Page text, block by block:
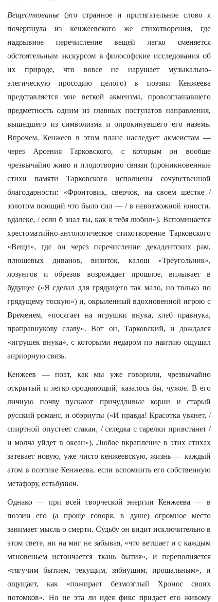
Веществованье (это странное и притягательное слово я
почерпнула из кенжеевского же стихотворения, где
надрывное перечисление вещей легко сменяется
обстоятельным экскурсом в философские исследования об
их природе, что вовсе не нарушает музыкально-
элегическую просодию целого) в поэзии Кенжеева
представляется мне веткой акмеизма, провозглашавшего
предметность одним из главных постулатов направления,
вышедшего из символизма и опрокинувшего его наземь.
Впрочем, Кенжеев в этом плане наследует акмеистам —
через Арсения Тарковского, с которым он вообще
чрезвычайно живо и плодотворно связан (проникновенные
стихи памяти Тарковского исполнены сочувственной
благодарности: «Фронтовик, сверчок, на своем шестке /
золотом поющий что было сил — / в невозможной юности,
вдалеке, / если б знал ты, как я тебя любил»). Вспоминается
хрестоматийно-антологическое стихотворение Тарковского
«Вещи», где он через перечисление декадентских рам,
плюшевых диванов, визиток, калош «Треугольник»,
лозунгов и обрезов возрождает прошлое, вплывает в
будущее («Я сделал для грядущего так мало, но только по
грядущему тоскую») и, окрыленный вдохновенной игрою с
Временем, «посягает на игрушки внука, хлеб правнука,
праправнукову славу». Вот он, Тарковский, и дождался
«игрушек внука», с которыми недаром по наитию ощущал
априорную связь.
Кенжеев — поэт, как мы уже говорили, чрезвычайно
открытый и легко ородняющий, казалось бы, чужое. В его
личную почву пускают причудливые корни и старый
русский романс, и обэриуты («И правда! Красотка увянет, /
спиртной опустеет стакан, / селедка с тарелки привстанет /
и молча уйдет в океан»). Любое вкрапление в этих стихах
затевает новую, уже чисто кенжеевскую, жизнь — каждый
атом в поэтике Кенжеева, если вспомнить его собственную
метафору, естьбутон.
Однако — при всей творческой энергии Кенжеева — в
поэзии его (а проще говоря, в душе) огромное место
занимает мысль о смерти. Судьбу он видит исключительно в
этом свете, ни на миг не забывая, «что ветшает и с каждым
мгновеньем истончается ткань бытия», и переполняется
«тягучим бытием, текущим, зябнущим, прощальным», и
ощущает, как «пожирает безмозглый Хронос своих
потомков». Но не эта ли идея фикс придает его живому